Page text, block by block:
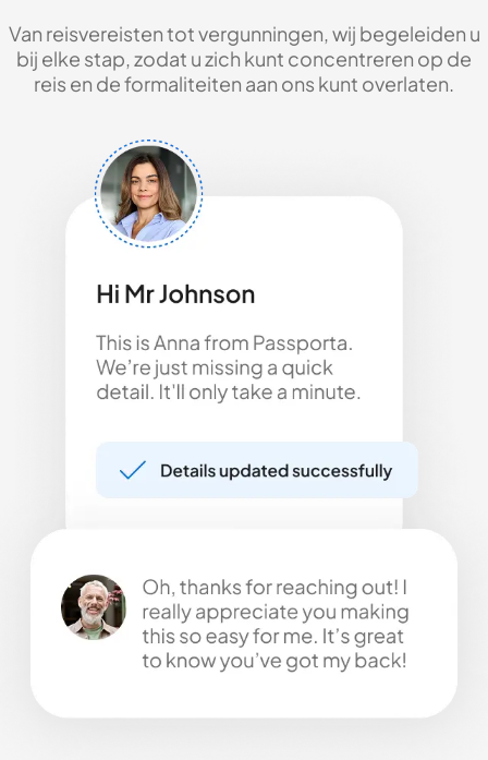
Van reisvereisten tot vergunningen, wij begeleiden u
bij elke stap, zodat u zich kunt concentreren op de
reis en de formaliteiten aan ons kunt overlaten.